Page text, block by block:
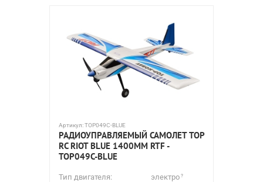
Артикул:TOP049C-BLUE
РАДИОУПРАВЛЯЕМЫЙ САМОЛЕТ TOP
RC RIOT BLUE 1400MM RTF -
TOP049C-BLUE
Тип двигателя:
электро